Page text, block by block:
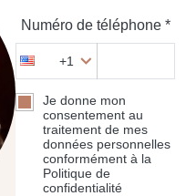
Numéro de téléphone *
+1
Je donne mon
consentement au
traitement de mes
données personnelles
conformément à la
Politique de
confidentialité